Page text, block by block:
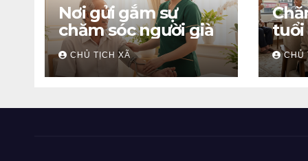
Nơi gửi gắm sự
chăm sóc người già
CHỦ TỊCH XÃ
tuổi
CHỦ